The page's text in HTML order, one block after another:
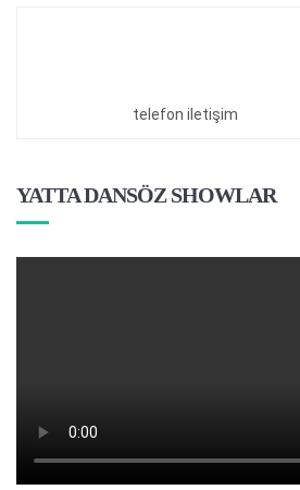
telefon iletişim
YATTA DANSÖZ SHOWLAR